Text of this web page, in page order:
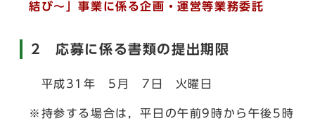
結び～」事業に係る企画・運営等業務委託
2 応募に係る書類の提出期限
平成31年 5月 7日 火曜日
※持参する場合は，平日の午前9時から午後5時